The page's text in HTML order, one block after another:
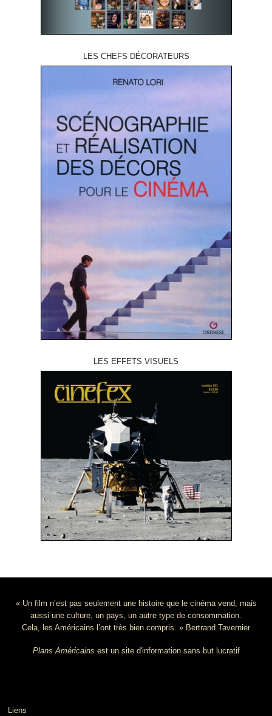
LES CHEFS DÉCORATEURS
LES EFFETS VISUELS
« Un film n’est pas seulement une histoire que le cinéma vend, mais
aussi une culture, un pays, un autre type de consommation.
Cela, les Américains l’ont très bien compris. » Bertrand Tavernier
Plans Américains est un site d'information sans but lucratif
Liens